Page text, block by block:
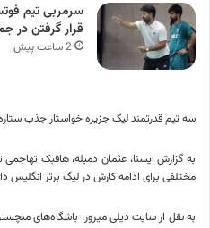
سرمربی تیم
قرار گرفتن در
2 ساعت پیش
سه تیم قدرتمند لیگ جزیره خواستار جذب
به گزارش ایسنا، عثمان دمبله، هافبک
مختلفی برای ادامه کارش در لیگ برتر انگلیس
به نقل از سایت دیلی میرور، باشگاه‌های